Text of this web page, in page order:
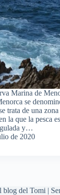
Marina de
se
trata de una zona
la que la pesca
y…
de 2020
del Tomi |